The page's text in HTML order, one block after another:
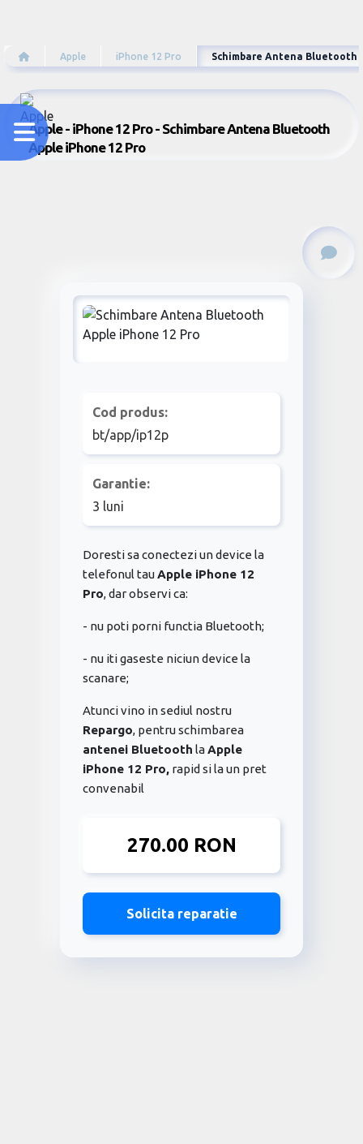
Apple iPhone 12 Pro Schimbare Antena Bluetooth
Apple - iPhone 12 Pro - Schimbare Antena Bluetooth
Apple iPhone 12 Pro
Cod produs:
bt/app/ip12p
Garantie:
3 luni
Doresti sa conectezi un device la
telefonul tauApple iPhone 12
Pro, dar observi ca:
- nu poti porni functia Bluetooth;
- nu iti gaseste niciun device la
scanare;
Atunci vino in sediul nostru
Repargo, pentru schimbarea
antenei Bluetooth laApple
iPhone 12 Pro, rapid si la un pret
convenabil
270.00 RON
Solicita reparatie